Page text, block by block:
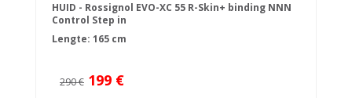
HUID - Rossignol EVO-XC 55 R-Skin+ binding NNN
Control Step in
Lengte: 165 cm
290 € 199 €